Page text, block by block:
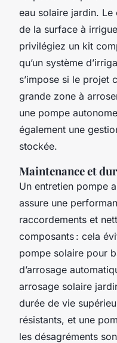
eau solaire jardin. Le
de la surface à
privilégiez un kit
qu’un système
s’impose si le projet
grande zone à
une pompe
également une
stockée.
Maintenance et
Un entretien pompe
assure une
raccordements et
composants : cela
pompe solaire pour
d’arrosage
arrosage solaire
durée de vie
résistants, et une
les désagréments